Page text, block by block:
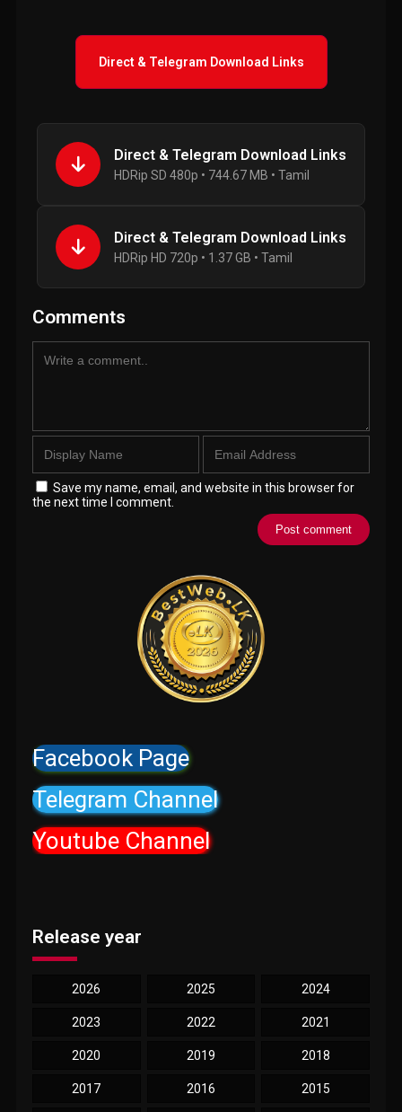
Direct & Telegram Download Links
Direct & Telegram Download Links
HDRip SD 480p • 744.67 MB • Tamil
Direct & Telegram Download Links
HDRip HD 720p • 1.37 GB • Tamil
Comments
Save my name, email, and website in this browser for
the next time I comment.
Facebook Page
Telegram Channel
Youtube Channel
Release year
2026 2025 2024
2023 2022 2021
2020 2019 2018
2017 2016 2015